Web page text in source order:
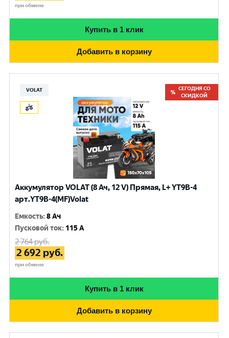
при обмене
Купить в 1 клик
Добавить в корзину
VOLAT
СЕГОДНЯ СО
СКИДКОЙ
Аккумулятор VOLAT (8 Ач, 12 V) Прямая, L+ YT9B-4
арт.YT9B-4(MF)Volat
Емкость:8 Ач
Пусковой ток: 115 A
2 764руб.
2 692 руб.
при обмене
Купить в 1 клик
Добавить в корзину